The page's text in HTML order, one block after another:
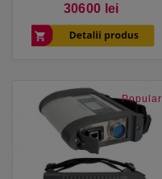
camioane MAN
30600 lei
Popular